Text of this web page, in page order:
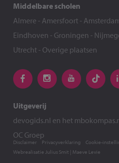
Middelbare scholen
Almere - Amersfoort-
Eindhoven - Groningen -
Utrecht- Overige plaatsen
Uitgeverij
devogids.nl en het
OC Groep
Webrealisatie Julius Smit | Maeve Levie
Disclaimer Privacyverklaring Cookie-